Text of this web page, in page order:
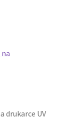
drukarce UV